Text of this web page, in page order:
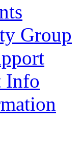
Group
Info